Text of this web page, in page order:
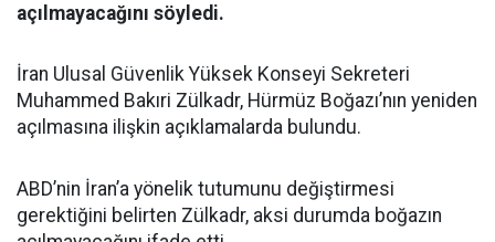
açılmayacağını söyledi.
İran Ulusal Güvenlik Yüksek Konseyi Sekreteri
Muhammed Bakıri Zülkadr, Hürmüz Boğazı’nın yeniden
açılmasına ilişkin açıklamalarda bulundu.
ABD’nin İran’a yönelik tutumunu değiştirmesi
gerektiğini belirten Zülkadr, aksi durumda boğazın